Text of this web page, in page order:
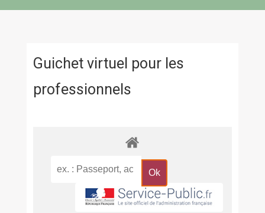
Guichet virtuel pour les
professionnels